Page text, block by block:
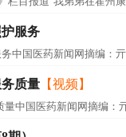
服务
中国医药新闻网摘编：
质量 【视频】
中国医药新闻网摘编：